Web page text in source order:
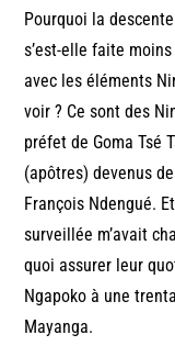
Pourquoi la
s’est-elle faite
avec les éléments
voir ? Ce sont des
préfet de Goma Tsé
(apôtres) devenus
François Ndengué.
surveillée m’avait
quoi assurer leur
Ngapoko à une
Mayanga.